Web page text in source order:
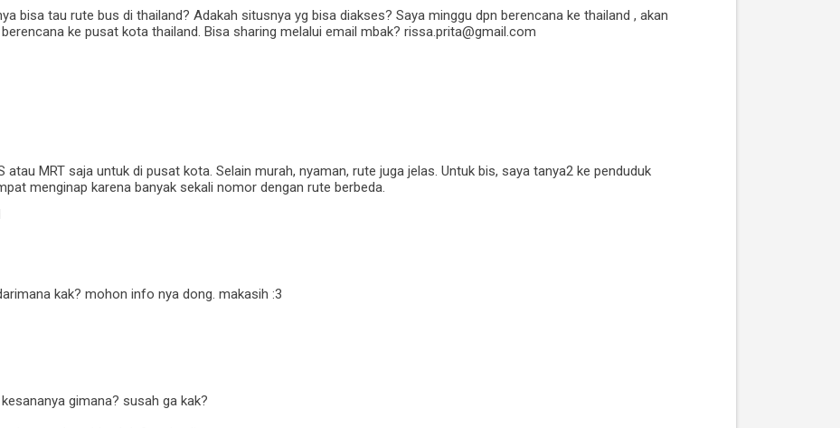
bisa tau rute bus di thailand? Adakah situsnya yg bisa diakses? Saya minggu dpn berencana ke thailand , akan
ke pusat kota thailand. Bisa sharing melalui email mbak? rissa.prita@gmail.com
atau MRT saja untuk di pusat kota. Selain murah, nyaman, rute juga jelas. Untuk bis, saya tanya2 ke penduduk
menginap karena banyak sekali nomor dengan rute berbeda.
kak? mohon info nya dong. makasih :3
gimana? susah ga kak?